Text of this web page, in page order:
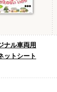
ナル車両用
ットシート